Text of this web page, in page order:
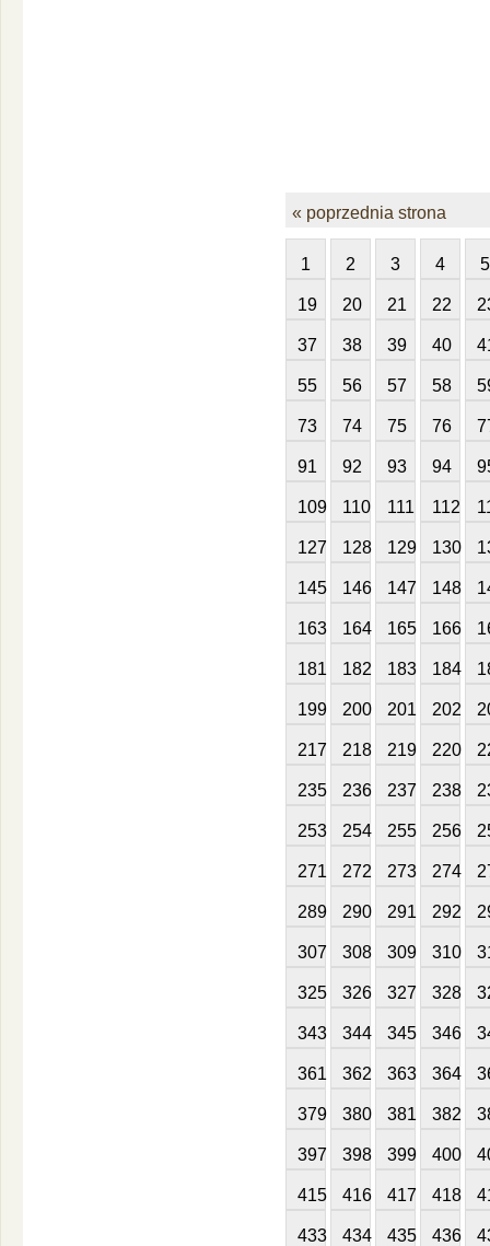
« poprzednia strona
1 2 3 4 5
19 20 21 22
37 38 39 40
55 56 57 58
73 74 75 76
91 92 93 94
109 110 111 112
127 128 129 130
145 146 147 148
163 164 165 166
181 182 183 184
199 200 201 202
217 218 219 220
235 236 237 238
253 254 255 256
271 272 273 274
289 290 291 292
307 308 309 310
325 326 327 328
343 344 345 346
361 362 363 364
379 380 381 382
397 398 399 400
415 416 417 418
433 434 435 436